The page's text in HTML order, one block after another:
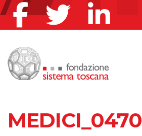
MEDICI_0470